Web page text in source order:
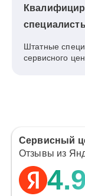
Штатные
сервисного
Сервисный
Отзывы из